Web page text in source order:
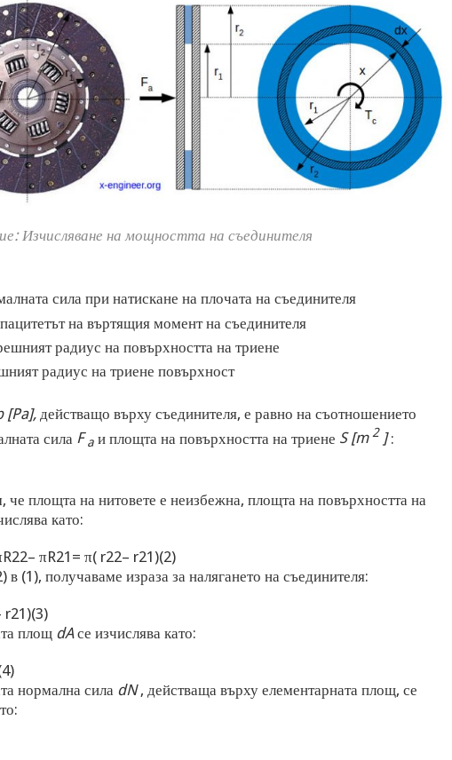
Изчисляване на мощността на съединителя
сила при натискане на плочата на съединителя
на въртящия момент на съединителя
радиус на повърхността на триене
радиус на триене повърхност
[Pa],действащо върху съединителя, е равно на съотношението
сила Faи площта на повърхността на триене S [m2]:
че площта на нитовете е неизбежна, площта на повърхността на
като:
R22– πR21 = π( r22– r21)(2)
в (1), получаваме израза за налягането на съединителя:
r21)(3)
площ dAсе изчислява като:
нормална сила dN, действаща върху елементарната площ, се